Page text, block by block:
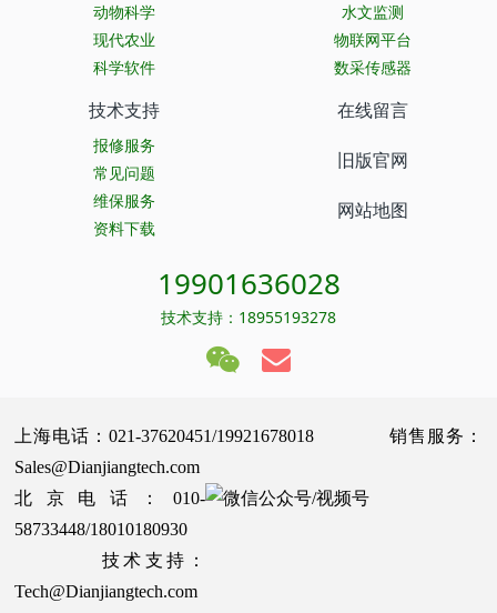
动物科学
现代农业
科学软件
水文监测
物联网平台
数采传感器
技术支持
报修服务
常见问题
维保服务
资料下载
在线留言
旧版官网
网站地图
19901636028
技术支持：18955193278
上海电话：021-37620451/19921678018 销售服务：
Sales@Dianjiangtech.com
北京电话：010-
58733448/18010180930
技术支持：
Tech@Dianjiangtech.com